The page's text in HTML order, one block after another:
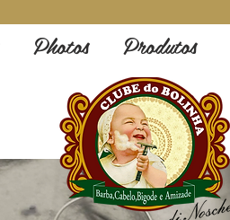
Photos Produtos